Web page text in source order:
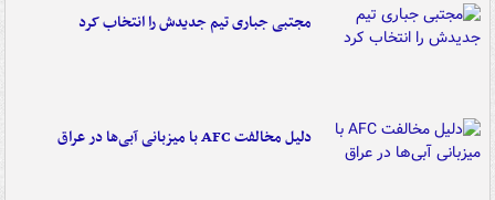
مجتبی جباری تیم جدیدش را انتخاب کرد
دلیل مخالفت AFC با میزبانی آبی‌ها در عراق